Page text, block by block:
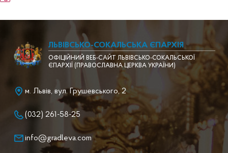
ЛЬВІВСЬКО-СОКАЛЬСЬКА ЄПАРХІЯ
ОФІЦІЙНИЙ ВЕБ-САЙТ ЛЬВІВСЬКО-СОКАЛЬСЬКОЇ
ЄПАРХІЇ (ПРАВОСЛАВНА ЦЕРКВА УКРАЇНИ)
м. Львів, вул. Грушевського, 2
(032) 261-58-25
info@gradleva.com